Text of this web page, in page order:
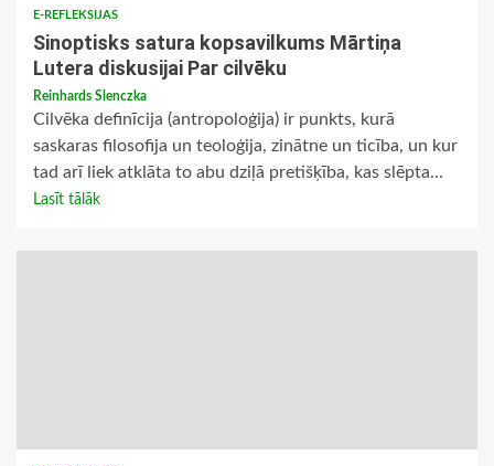
E-REFLEKSIJAS
Sinoptisks satura kopsavilkums Mārtiņa
Lutera diskusijai Par cilvēku
Reinhards Slenczka
Cilvēka definīcija (antropoloģija) ir punkts, kurā
saskaras filosofija un teoloģija, zinātne un ticība, un kur
tad arī liek atklāta to abu dziļā pretišķība, kas slēpta...
Lasīt tālāk